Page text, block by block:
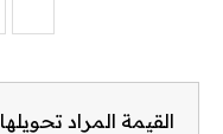
القيمة المراد تحويلها